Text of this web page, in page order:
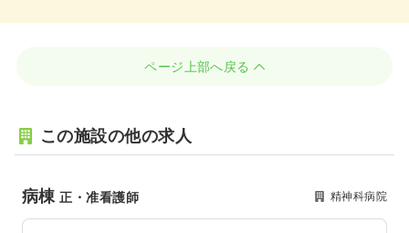
ページ上部へ戻る
この施設の他の求人
病棟正・准看護師 精神科病院